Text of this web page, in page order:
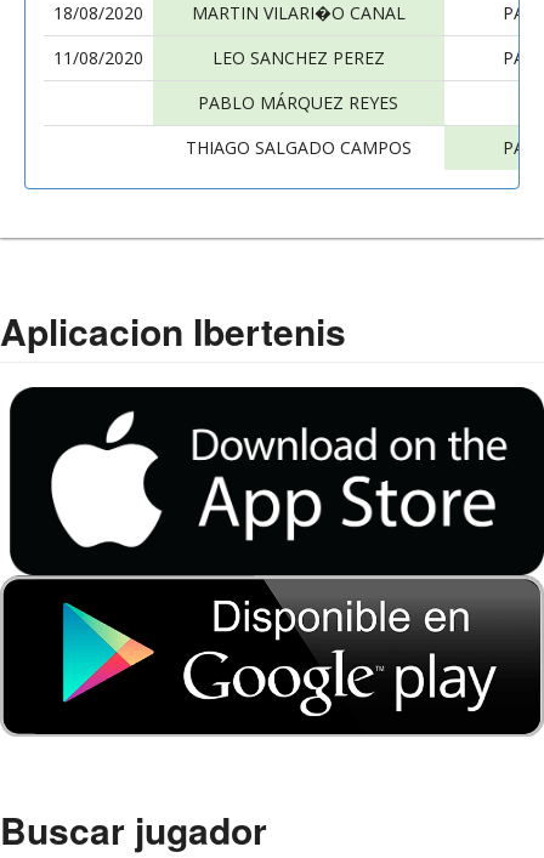
18/08/2020
MARTIN VILARI�O CANAL
11/08/2020
LEO SANCHEZ PEREZ
PABLO MÁRQUEZ REYES
THIAGO SALGADO CAMPOS
Aplicacion Ibertenis
Buscar jugador